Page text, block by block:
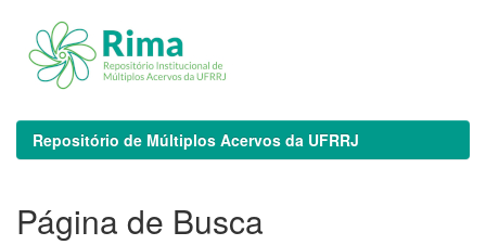
Repositório de Múltiplos Acervos da UFRRJ
Página de Busca